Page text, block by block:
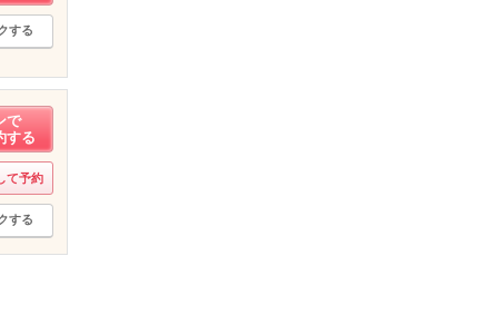
する
で
する
て予約
する